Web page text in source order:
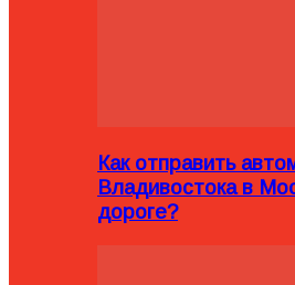
Как отправить
Владивостока в
дороге?